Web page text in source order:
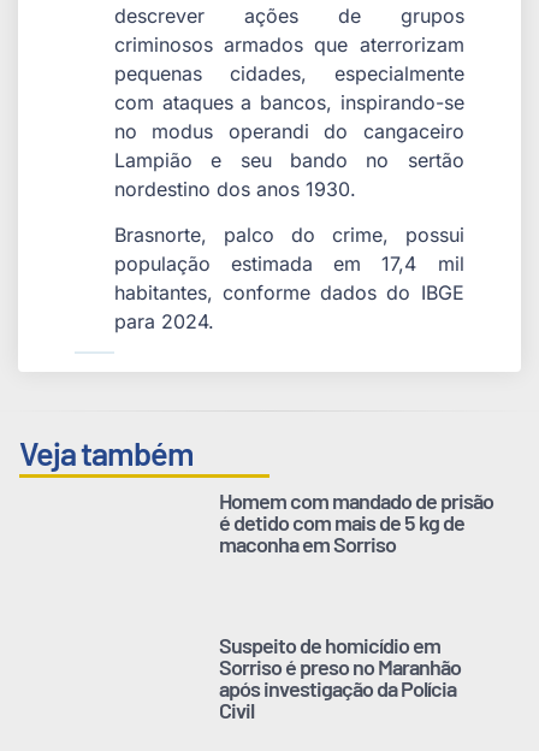
descrever ações de grupos
criminosos armados que aterrorizam
pequenas cidades, especialmente
com ataques a bancos, inspirando-se
no modus operandi do cangaceiro
Lampião e seu bando no sertão
nordestino dos anos 1930.
Brasnorte, palco do crime, possui
população estimada em 17,4 mil
habitantes, conforme dados do IBGE
para 2024.
Veja também
Homem com mandado de prisão
é detido com mais de 5 kg de
maconha em Sorriso
Suspeito de homicídio em
Sorriso é preso no Maranhão
após investigação da Polícia
Civil